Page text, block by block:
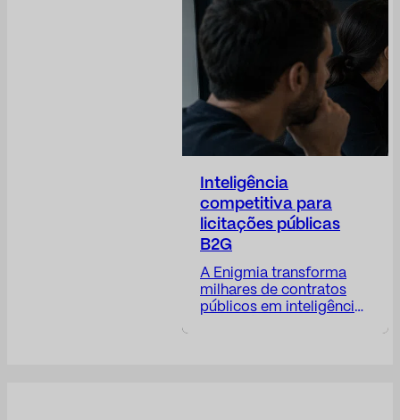
reputação da empresa,
na antecipação de riscos,
na transparência das
decisões corporativas e
no posicionamento da
empresa...
Inteligência
competitiva para
licitações públicas
B2G
A Enigmia transforma
milhares de contratos
públicos em inteligência